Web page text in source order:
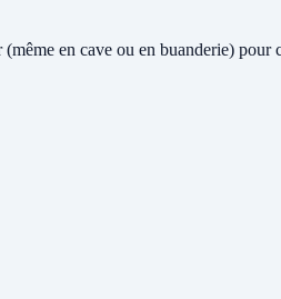
en cave ou en buanderie) pour